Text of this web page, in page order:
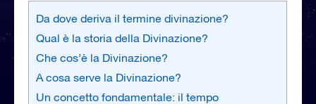
Da dove deriva il termine divinazione?
Qual è la storia della Divinazione?
Che cos’è la Divinazione?
A cosa serve la Divinazione?
Un concetto fondamentale: il tempo